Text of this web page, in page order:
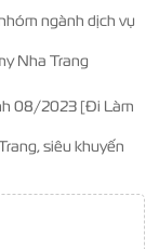
ngành dịch vụ
Nha Trang
08/2023 [Đi Làm
siêu khuyến